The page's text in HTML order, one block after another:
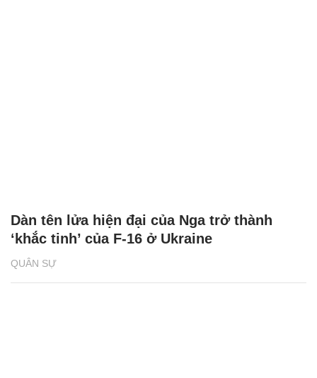
QUÂN SỰ
Dàn tên lửa hiện đại của Nga trở thành
‘khắc tinh’ của F-16 ở Ukraine